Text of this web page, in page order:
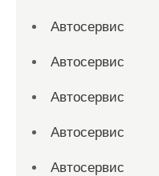
Автосервис
Автосервис
Автосервис
Автосервис
Автосервис